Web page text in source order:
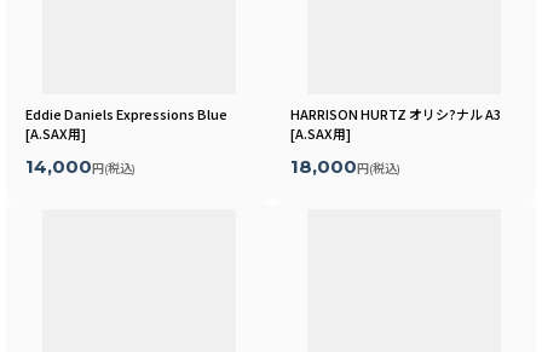
Eddie Daniels Expressions Blue
[A.SAX用]
14,000 円 (税込)
HARRISON HURTZ オリシ?ナル A3
[A.SAX用]
18,000 円 (税込)